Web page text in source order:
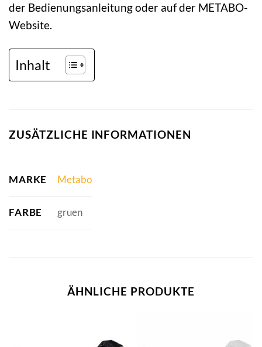
der Bedienungsanleitung oder auf der METABO-
Website.
Inhalt
ZUSÄTZLICHE INFORMATIONEN
MARKE Metabo
FARBE gruen
ÄHNLICHE PRODUKTE